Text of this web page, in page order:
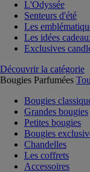
L'Odyssée
Senteurs d'été
Les
Les idées
Exclusives
Découvrir la catégorie
Bougies Parfumées
Bougies
Grandes bougies
Petites bougies
Bougies
Chandelles
Les coffrets
Accessoires